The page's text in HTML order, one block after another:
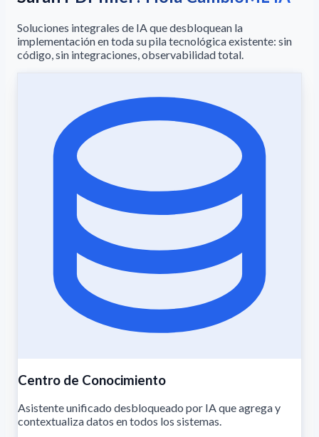
Soluciones integrales de IA que desbloquean la
implementación en toda su pila tecnológica existente: sin
código, sin integraciones, observabilidad total.
Centro de Conocimiento
Asistente unificado desbloqueado por IA que agrega y
contextualiza datos en todos los sistemas.